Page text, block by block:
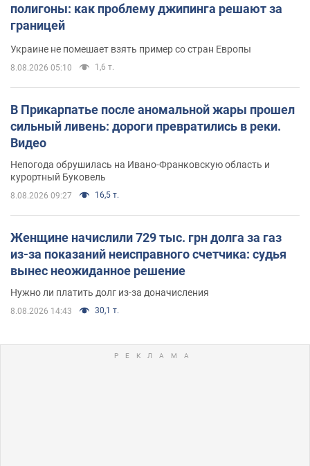
полигоны: как проблему джипинга решают за
границей
Украине не помешает взять пример со стран Европы
8.08.2026 05:10 1,6 т.
В Прикарпатье после аномальной жары прошел
сильный ливень: дороги превратились в реки.
Видео
Непогода обрушилась на Ивано-Франковскую область и
курортный Буковель
8.08.2026 09:27 16,5 т.
Женщине начислили 729 тыс. грн долга за газ
из-за показаний неисправного счетчика: судья
вынес неожиданное решение
Нужно ли платить долг из-за доначисления
8.08.2026 14:43 30,1 т.